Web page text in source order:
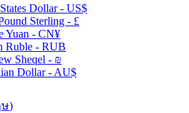
Dollar - US$
Sterling - £
Yuan - CN¥
Ruble - RUB
Sheqel - ₪
Dollar - AU$
)